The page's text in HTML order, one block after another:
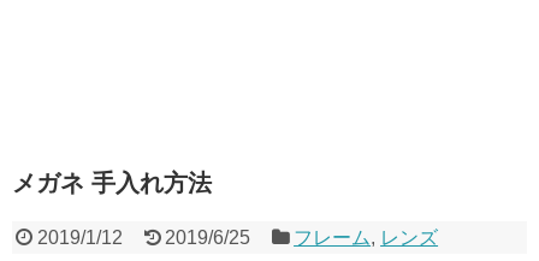
メガネ 手入れ方法
2019/1/12 2019/6/25 フレーム, レンズ